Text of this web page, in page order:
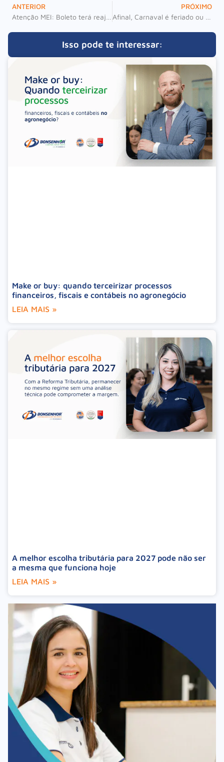
ANTERIOR
PRÓXIMO
Isso pode te interessar:
Make or buy: quando terceirizar processos
financeiros, fiscais e contábeis no agronegócio
LEIA MAIS »
A melhor escolha tributária para 2027 pode não ser
a mesma que funciona hoje
LEIA MAIS »